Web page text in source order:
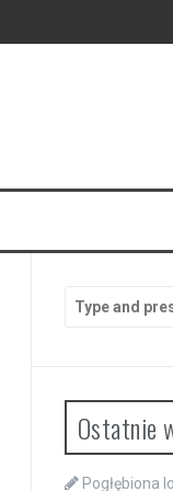
for:
Ostatnie
Pogłębiona